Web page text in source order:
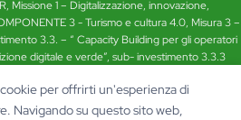
Missione 1 – Digitalizzazione, innovazione,
3 - Turismo e cultura 4.0, Misura 3 –
3.3. – “ Capacity Building per gli operatori
digitale e verde”, sub- investimento 3.3.3
nelle politiche degli appalti pubblici,
di prodotti e servizi” (Azione B I)
per offrirti un'esperienza di
Navigando su questo sito web,